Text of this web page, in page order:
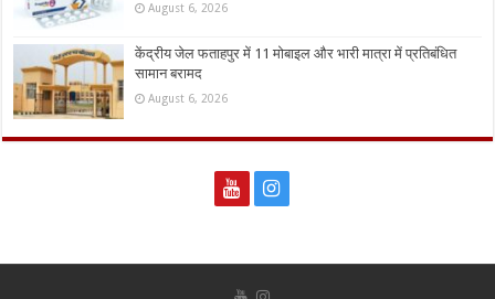
August 6, 2026
केंद्रीय जेल फताहपुर में 11 मोबाइल और भारी मात्रा में प्रतिबंधित
सामान बरामद
August 6, 2026